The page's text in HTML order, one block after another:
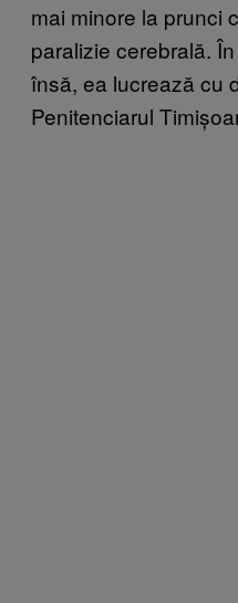
mai minore la prunci
paralizie cerebrală.
însă, ea lucrează cu
Penitenciarul